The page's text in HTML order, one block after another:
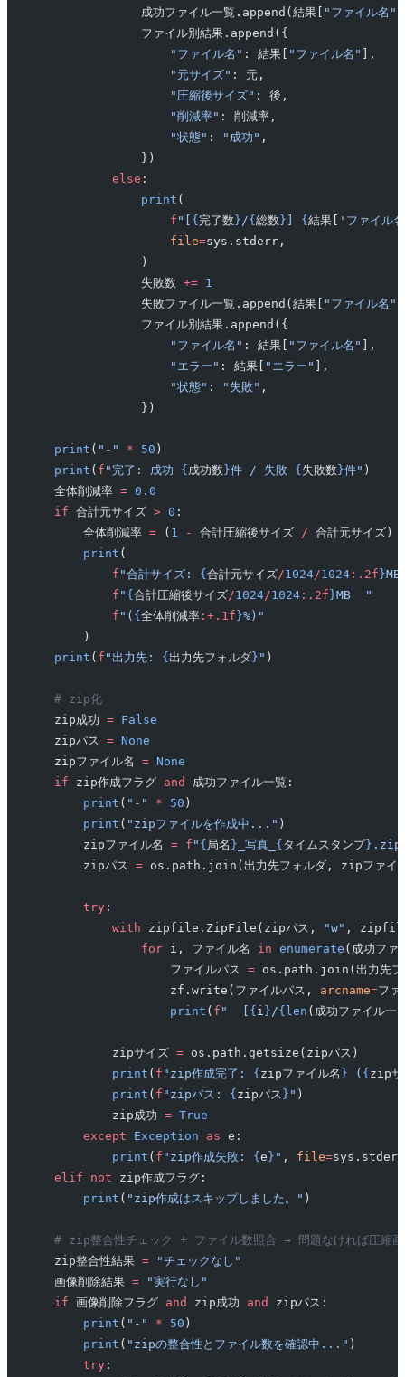
                成功ファイル一覧.append(結果[
"ファイル名"
                ファイル別結果.append({
                    "ファイル名"
: 結果[ "ファイル名"
],
                    "元サイズ"
: 元,
                    "圧縮後サイズ"
: 後,
                    "削減率"
: 削減率,
                    "状態"
: "成功" ,
                })
            else
:
                print
(
                    f
"[ { 完了数 }/{ 総数 } { 結果[
'ファイル
                    file
=sys.stderr,
                )
                失敗数
+= 1
                失敗ファイル一覧.append(結果[
"ファイル名"
                ファイル別結果.append({
                    "ファイル名"
: 結果[ "ファイル名"
],
                    "エラー"
: 結果[ "エラー"
],
                    "状態"
: "失敗" ,
                })
    print
( "-" * 50 )
    print
( f "完了: 成功 { 成功数 }件 / 失敗 { 失敗数 }件" )
    全体削減率
= 0.0
    if
合計元サイズ > 0 :
        全体削減率
= ( 1 - 合計圧縮後サイズ / 合計元サイズ)
        print
(
            f
"合計サイズ: { 合計元サイズ/1024/1024 :.2f }
            f
" { 合計圧縮後サイズ/1024/1024 :.2f }MB  "
            f
"( { 全体削減率 :+.1f }%)"
        )
    print
( f "出力先: { 出力先フォルダ } " )
    # zip化
    zip成功
= False
    zipパス
= None
    zipファイル名
= None
    if
zip作成フラグ and
成功ファイル一覧:
        print
( "-" * 50 )
        print
( "zipファイルを作成中..." )
        zipファイル名
= f " { 局名 } _写真_ { タイムスタンプ}
        zipパス
= os.path.join(出力先フォルダ, zipファイ
        try
:
            with
zipfile.ZipFile(zipパス, "w" ,
                for
i, ファイル名 in enumerate (成功フ
                    ファイルパス
= os.path.join(出力先フ
                    zf.write(ファイルパス,
arcname=フ
                    print
( f "  [ { i }/{len (成功ファイル一
            zipサイズ
= os.path.getsize(zipパス)
            print
( f "zip作成完了: { zipファイル名 } ( { zipサ
            print
( f "zipパス: { zipパス } " )
            zip成功
= True
        except
Exception as e:
            print
( f "zip作成失敗: { e } " , file=
    elif
not zip作成フラグ:
        print
( "zip作成はスキップしました。" )
# zip整合性チェック + ファイル数照合 → 問題なければ圧縮画
    zip整合性結果
= "チェックなし"
    画像削除結果
= "実行なし"
    if
画像削除フラグ and zip成功 and
zipパス:
        print
( "-" * 50 )
        print
( "zipの整合性とファイル数を確認中..." )
        try
: